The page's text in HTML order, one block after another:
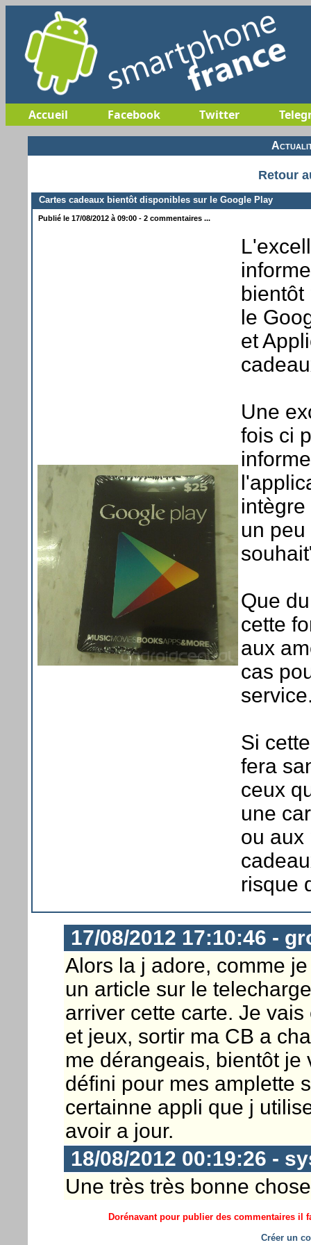
Accueil Facebook Twitter
Retour
Cartes cadeaux bientôt disponibles sur le Google Play
Publié le 17/08/2012 à 09:00 - 2 commentaires ...
bientôt
le
et
Une
fois ci
un
Que
cette
aux
cas
Si
fera
ceux
une
ou aux
risque
17/08/2012 17:10:46 -
Alors la j adore, comme
un article sur le
arriver cette carte. Je
et jeux, sortir ma CB a
me dérangeais, bientôt
défini pour mes amplette
certainne appli que j
avoir a jour.
18/08/2012 00:19:26 -
Une très très bonne
Dorénavant pour publier des commentaires il
Créer un